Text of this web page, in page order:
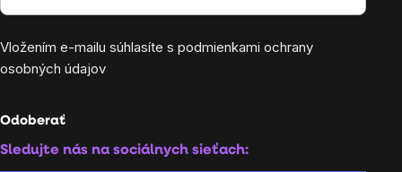
Vložením e-mailu súhlasíte s podmienkami ochrany
osobných údajov
Odoberať
Sledujte nás na sociálnych sieťach: